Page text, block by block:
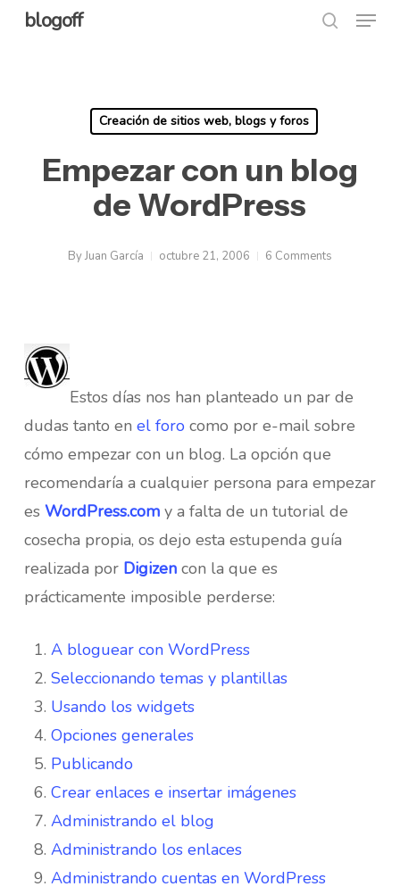
Skipblogoff Menu
Creación de sitios web, blogs y foros
Empezar con un blog
de WordPress
ByJuan García octubre 21, 2006 6 Comments
Estos días nos han planteado un par de
dudas tanto en el forocomo por e-mail sobre
cómo empezar con un blog. La opción que
recomendaría a cualquier persona para empezar
es WordPress.comy a falta de un tutorial de
cosecha propia, os dejo esta estupenda guía
realizada por Digizencon la que es
prácticamente imposible perderse:
A bloguear con WordPress
Seleccionando temas y plantillas
Usando los widgets
Opciones generales
Publicando
Crear enlaces e insertar imágenes
Administrando el blog
Administrando los enlaces
Administrando cuentas en WordPress